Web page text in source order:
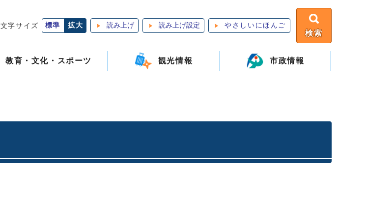
文字サイズ 標準 拡大 読み上げ 読み上げ設定 やさしいにほんご
検索
教育・文化・スポーツ 観光情報 市政情報